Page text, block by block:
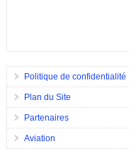
Politique de confidentialité
Plan du Site
Partenaires
Aviation